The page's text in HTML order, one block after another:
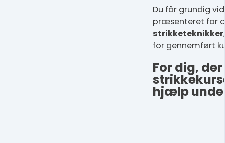
Du får grundig
præsenteret for
strikketeknikker
for gennemført
For dig,
hjælp